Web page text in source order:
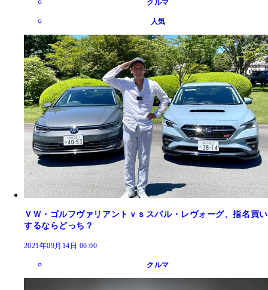
クルマ
人気
ＶＷ・ゴルフヴァリアントｖｓスバル・レヴォーグ、指名買い
するならどっち？
2021年09月14日 06:00
クルマ